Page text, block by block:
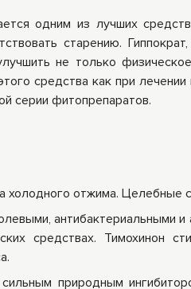
одним из лучших
старению.
не только
средства как при лечении
серии фитопрепаратов.
холодного отжима.
антибактериальными и
средствах. Тимохинон
природным